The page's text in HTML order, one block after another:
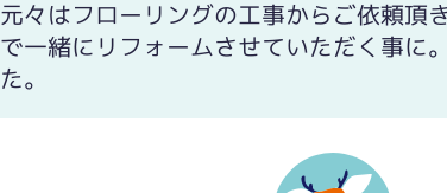
元々はフローリングの工事からご依頼頂
で一緒にリフォームさせていただく事に
た。